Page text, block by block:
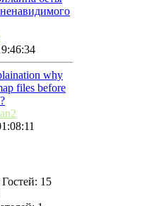
why
files before
Гостей: 15